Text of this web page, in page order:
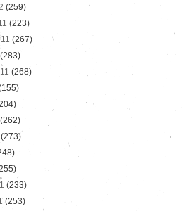
(259)
(223)
(267)
(283)
(268)
(262)
(273)
(233)
(253)